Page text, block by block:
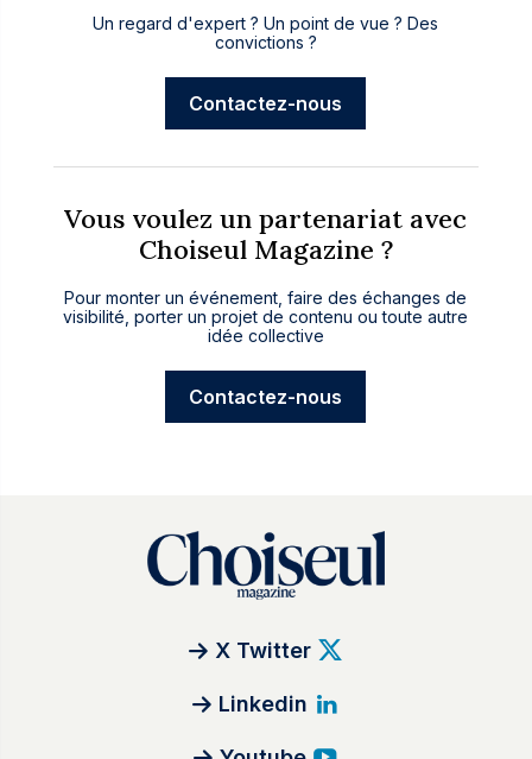
Un regard d'expert ? Un point de vue ? Des
convictions ?
Contactez-nous
Vous voulez un partenariat avec
Choiseul Magazine ?
Pour monter un événement, faire des échanges de
visibilité, porter un projet de contenu ou toute autre
idée collective
Contactez-nous
X Twitter
Linkedin